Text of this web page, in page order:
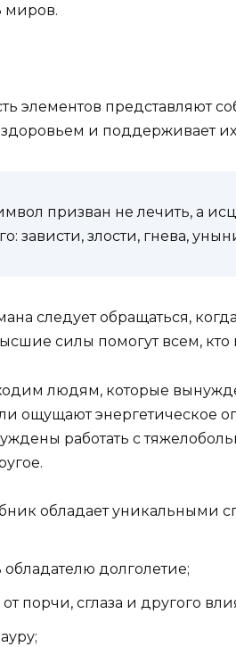
миров.
элементов представляют
и поддерживает
призван не лечить, а
зависти, злости, гнева,
следует обращаться,
силы помогут всем, кто
людям, которые
ощущают энергетическое
работать с
обладает уникальными
долголетие;
порчи, сглаза и другого